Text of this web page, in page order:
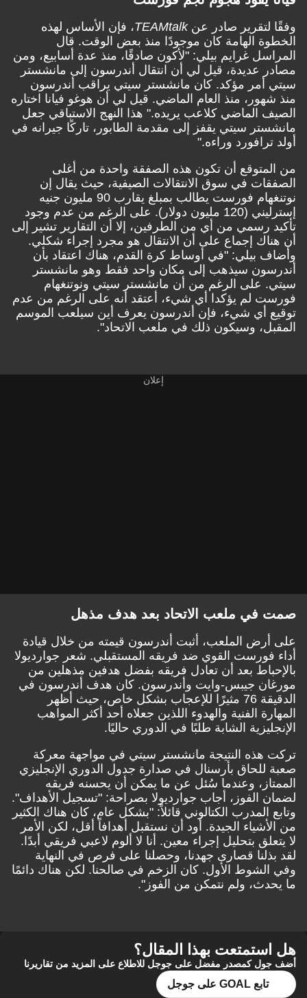
وفقًا لتقرير صادر عنTEAMtalk، فإن الأساس لهذه
الخطوة الهامة كان موجودًا منذ بعض الوقت. قال
المراسل غرايم بيلي: "لأكون صادقًا، منذ عدة أسابيع، ومن
مصادر عديدة، قيل لي أن انتقال أندرسون إلى مانشستر
سيتي أمر مؤكد. كان مانشستر سيتي يراقب أندرسون
منذ شهور، منذ العام الماضي. قيل لي أن هوغو فيانا اختاره
الصيف الماضي كلاعب يريده." هذا النهج الاستباقي جعل
مانشستر سيتي يقفز إلى مقدمة الطابور، تاركًا جيرانه في
أولد ترافورد وراءه."
من المتوقع أن تكون هذه الصفقة واحدة من أغلى
الصفقات في سوق الانتقالات الصيفية، حيث يقال إن
نوتنغهام فورست يطالب بمبلغ يقارب 90 مليون جنيه
إسترليني (120 مليون دولار). على الرغم من عدم وجود
تأكيد رسمي من أي من الطرفين، إلا أن التقارير تشير إلى
أن هناك إجماع على أن الانتقال هو مجرد إجراء شكلي.
وأضاف بيلي: "في أوساط كرة القدم، هناك اعتقاد بأن
أندرسون سيذهب إلى مكان واحد فقط وهو مانشستر
سيتي. على الرغم من أن مانشستر سيتي ونوتنغهام
فورست لم يؤكدا أي شيء، أعتقد أنه على الرغم من عدم
توقيع أي شيء، فإن أندرسون يعرف أين سيلعب الموسم
المقبل، وسيكون ذلك في ملعب الاتحاد".
صمت في ملعب الاتحاد بعد هدف مذهل
على أرض الملعب، أثبت أندرسون قيمته من خلال قيادة
أداء فورست القوي ضد فريقه المستقبلي. شعر جوارديولا
بالإحباط بعد أن تعادل فريقه بفضل هدفين مذهلين من
مورغان جيبس-وايت وأندرسون. كان هدف أندرسون في
الدقيقة 76 مثيرًا للإعجاب بشكل خاص، حيث أظهر
المهارة الفنية والهدوء اللذين جعلاه أحد أكثر المواهب
الإنجليزية الشابة طلبًا في الدوري حاليًا.
تركت هذه النتيجة مانشستر سيتي في مواجهة معركة
صعبة للحاق بأرسنال في صدارة جدول الدوري الإنجليزي
الممتاز، وعندما سُئل عن ما يمكن أن يحسنه فريقه
لضمان الفوز ، أجاب جوارديولا بصراحة: "تسجيل الأهداف".
وتابع المدرب الكتالوني قائلاً: "بشكل عام، كان هناك الكثير
من الأشياء الجيدة. أود أن نستقبل أهدافاً أقل، لكن الأمر
لا يتعلق بتحليل إجراء معين. أنا لا ألوم لاعبي فريقي أبدًا.
لقد بذلنا قصارى جهدنا، وحصلنا على فرص في النهاية
وفي الشوط الأول. كان الزخم في صالحنا. لكن هناك دائمًا
ما يحدث، ولم نتمكن من الفوز".
هل استمتعت بهذا المقال؟
أضف جول كمصدر مفضل على جوجل للاطلاع على المزيد من تقاريرنا
تابع GOAL على جوجل